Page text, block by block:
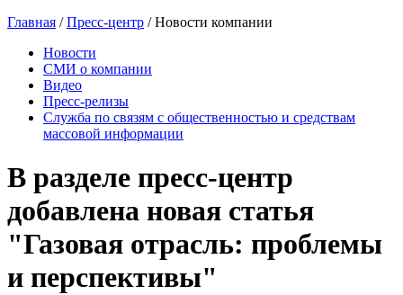
Главная /Пресс-центр / Новости компании
Новости
СМИ о компании
Видео
Пресс-релизы
Служба по связям с общественностью и средствам
массовой информации
В разделе пресс-центр
добавлена новая статья
"Газовая отрасль: проблемы
и перспективы"